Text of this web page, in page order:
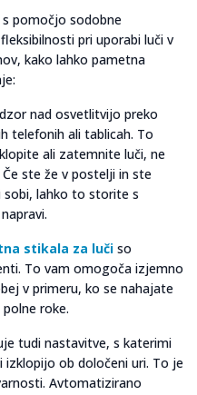
pomočjo sodobne
pri uporabi luči v
kako lahko pametna
nad osvetlitvijo preko
telefonih ali tablicah. To
ali zatemnite luči, ne
ste že v postelji in ste
sobi, lahko to storite s
stikala za luči so
To vam omogoča izjemno
v primeru, ko se nahajate
roke.
tudi nastavitve, s katerimi
izklopijo ob določeni uri. To je
Avtomatizirano